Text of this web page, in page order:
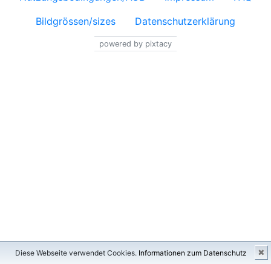
Diese Webseite verwendet Cookies. Informationen zum Datenschutz ✖
Bildgrössen/sizes
Datenschutzerklärung
powered by pixtacy